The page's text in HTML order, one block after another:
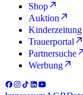
Shop
Auktion
Kinderzeitung
Trauerportal
Partnersuche
Werbung